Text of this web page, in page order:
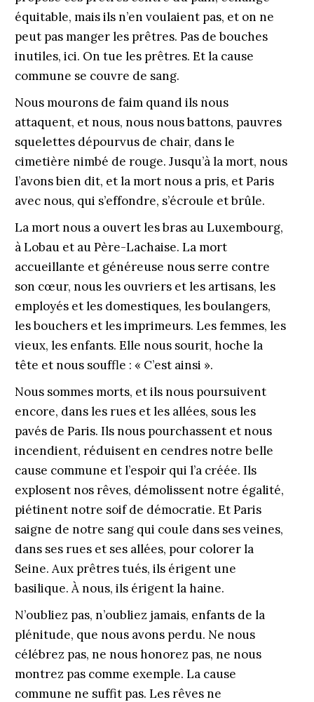
équitable, mais ils n’en voulaient pas, et on ne
peut pas manger les prêtres. Pas de bouches
inutiles, ici. On tue les prêtres. Et la cause
commune se couvre de sang.
Nous mourons de faim quand ils nous
attaquent, et nous, nous nous battons, pauvres
squelettes dépourvus de chair, dans le
cimetière nimbé de rouge. Jusqu’à la mort, nous
l’avons bien dit, et la mort nous a pris, et Paris
avec nous, qui s’effondre, s’écroule et brûle.
La mort nous a ouvert les bras au Luxembourg,
à Lobau et au Père-Lachaise. La mort
accueillante et généreuse nous serre contre
son cœur, nous les ouvriers et les artisans, les
employés et les domestiques, les boulangers,
les bouchers et les imprimeurs. Les femmes, les
vieux, les enfants. Elle nous sourit, hoche la
tête et nous souffle : « C’est ainsi ».
Nous sommes morts, et ils nous poursuivent
encore, dans les rues et les allées, sous les
pavés de Paris. Ils nous pourchassent et nous
incendient, réduisent en cendres notre belle
cause commune et l’espoir qui l’a créée. Ils
explosent nos rêves, démolissent notre égalité,
piétinent notre soif de démocratie. Et Paris
saigne de notre sang qui coule dans ses veines,
dans ses rues et ses allées, pour colorer la
Seine. Aux prêtres tués, ils érigent une
basilique. À nous, ils érigent la haine.
N’oubliez pas, n’oubliez jamais, enfants de la
plénitude, que nous avons perdu. Ne nous
célébrez pas, ne nous honorez pas, ne nous
montrez pas comme exemple. La cause
commune ne suffit pas. Les rêves ne